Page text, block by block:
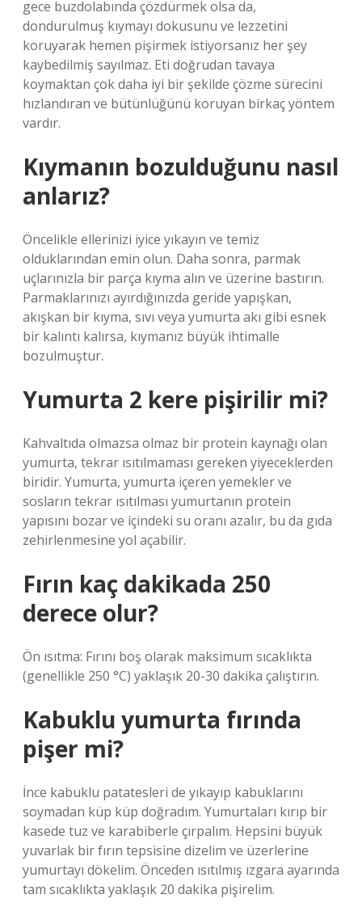
gece buzdolabında çözdürmek olsa da,
dondurulmuş kıymayı dokusunu ve lezzetini
koruyarak hemen pişirmek istiyorsanız her şey
kaybedilmiş sayılmaz. Eti doğrudan tavaya
koymaktan çok daha iyi bir şekilde çözme sürecini
hızlandıran ve bütünlüğünü koruyan birkaç yöntem
vardır.
Kıymanın bozulduğunu nasıl
anlarız?
Öncelikle ellerinizi iyice yıkayın ve temiz
olduklarından emin olun. Daha sonra, parmak
uçlarınızla bir parça kıyma alın ve üzerine bastırın.
Parmaklarınızı ayırdığınızda geride yapışkan,
akışkan bir kıyma, sıvı veya yumurta akı gibi esnek
bir kalıntı kalırsa, kıymanız büyük ihtimalle
bozulmuştur.
Yumurta 2 kere pişirilir mi?
Kahvaltıda olmazsa olmaz bir protein kaynağı olan
yumurta, tekrar ısıtılmaması gereken yiyeceklerden
biridir. Yumurta, yumurta içeren yemekler ve
sosların tekrar ısıtılması yumurtanın protein
yapısını bozar ve içindeki su oranı azalır, bu da gıda
zehirlenmesine yol açabilir.
Fırın kaç dakikada 250
derece olur?
Ön ısıtma: Fırını boş olarak maksimum sıcaklıkta
(genellikle 250 °C) yaklaşık 20-30 dakika çalıştırın.
Kabuklu yumurta fırında
pişer mi?
İnce kabuklu patatesleri de yıkayıp kabuklarını
soymadan küp küp doğradım. Yumurtaları kırıp bir
kasede tuz ve karabiberle çırpalım. Hepsini büyük
yuvarlak bir fırın tepsisine dizelim ve üzerlerine
yumurtayı dökelim. Önceden ısıtılmış ızgara ayarında
tam sıcaklıkta yaklaşık 20 dakika pişirelim.